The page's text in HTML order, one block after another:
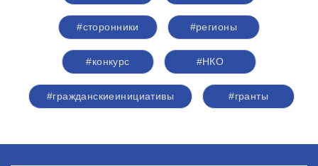
#сторонники #регионы
#конкурс #НКО
#гражданскиеинициативы #гранты